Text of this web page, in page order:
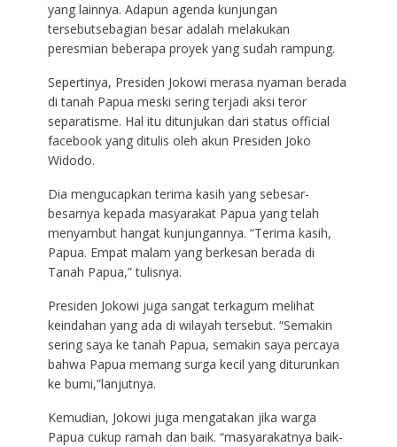
yang lainnya. Adapun agenda kunjungan
tersebutsebagian besar adalah melakukan
peresmian beberapa proyek yang sudah rampung.
Sepertinya, Presiden Jokowi merasa nyaman berada
di tanah Papua meski sering terjadi aksi teror
separatisme. Hal itu ditunjukan dari status official
facebook yang ditulis oleh akun Presiden Joko
Widodo.
Dia mengucapkan terima kasih yang sebesar-
besarnya kepada masyarakat Papua yang telah
menyambut hangat kunjungannya. “Terima kasih,
Papua. Empat malam yang berkesan berada di
Tanah Papua,” tulisnya.
Presiden Jokowi juga sangat terkagum melihat
keindahan yang ada di wilayah tersebut. “Semakin
sering saya ke tanah Papua, semakin saya percaya
bahwa Papua memang surga kecil yang diturunkan
ke bumi,”lanjutnya.
Kemudian, Jokowi juga mengatakan jika warga
Papua cukup ramah dan baik. “masyarakatnya baik-